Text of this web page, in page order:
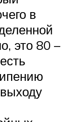
в
это 80 –